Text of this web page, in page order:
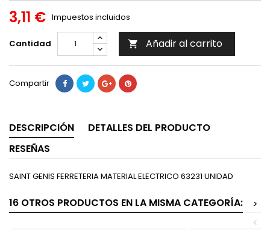
3,11 € Impuestos incluidos
Cantidad  Añadir al carrito
Compartir
DESCRIPCIÓN
DETALLES DEL PRODUCTO
RESEÑAS
SAINT GENIS FERRETERIA MATERIAL ELECTRICO 63231 UNIDAD
16 OTROS PRODUCTOS EN LA MISMA CATEGORÍA:
>
<